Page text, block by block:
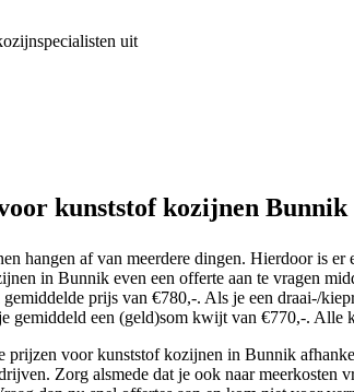
uit
kunststof kozijnen Bunnik
hangen af van meerdere dingen. Hierdoor is
in Bunnik even een offerte aan te vragen
prijs van €780,-. Als je een draai-/
gemiddeld een (geld)som kwijt van €770,-.
voor kunststof kozijnen in Bunnik
Zorg alsmede dat je ook naar